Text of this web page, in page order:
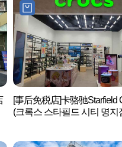
[事后免税店]卡骆驰Starfield
(크록스 스타필드 시티 명지